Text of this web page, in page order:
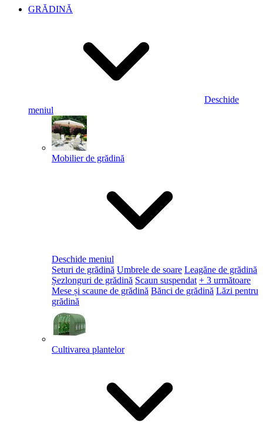
GRĂDINĂ
Deschide
meniul
Mobilier de grădină
Deschide meniul
Seturi de grădină Umbrele de soare Leagăne de grădină
Șezlonguri de grădină Scaun suspendat + 3 următoare
Mese și scaune de grădină Bănci de grădină Lăzi pentru
grădină
Cultivarea plantelor